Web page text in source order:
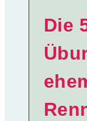
Die